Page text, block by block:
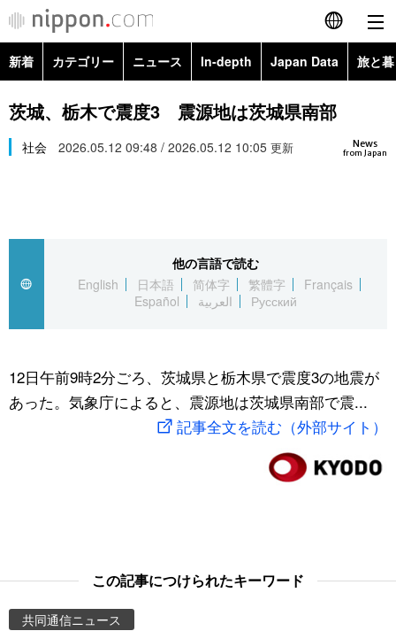
English
简体字
繁體字
العربية
社会
スポーツ・東京2020
旅と暮らし
Images
新着 カテゴリー ニュース In-depth Japan Data 旅と
政治・外交
経済・ビジネス
社会
文化
科学・技術
暮らし
Topics
Images
お知らせ
茨城、栃木で震度3 震源地は茨城県南部
News
from Japan
社会 2026.05.12 09:48 / 2026.05.12 10:05 更新
他の言語で読む
English
日本語 简体字 繁體字
Français
Español
العربية Русский
12日午前9時2分ごろ、茨城県と栃木県で震度3の地震が
あった。気象庁によると、震源地は茨城県南部で震...
記事全文を読む（外部サイト）
この記事につけられたキーワード
共同通信ニュース